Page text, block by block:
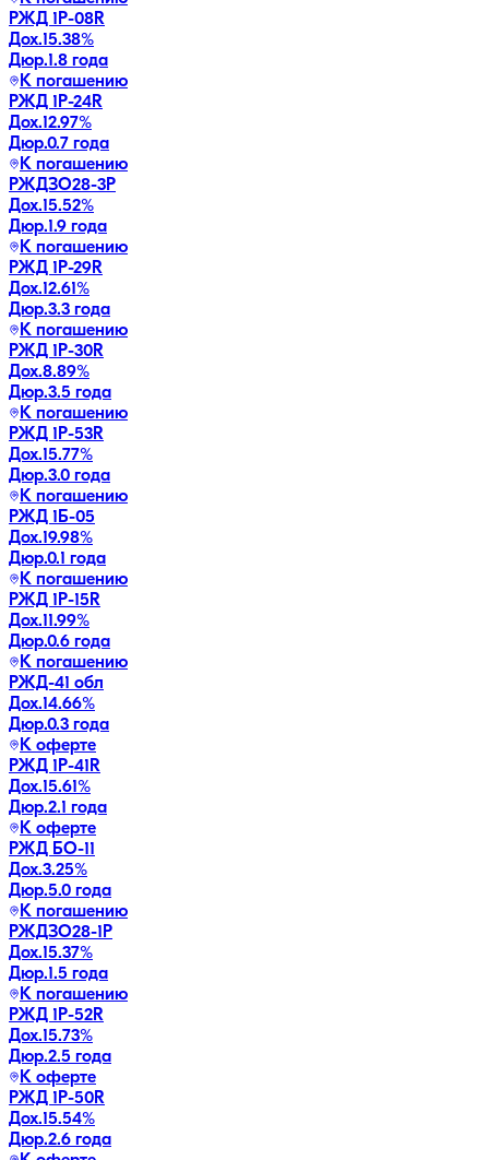
РЖД 1Р-08R
Дох.15.38%
Дюр.1.8 года
К погашению
РЖД 1Р-24R
Дох.12.97%
Дюр.0.7 года
К погашению
РЖДЗО28-3Р
Дох.15.52%
Дюр.1.9 года
К погашению
РЖД 1Р-29R
Дох.12.61%
Дюр.3.3 года
К погашению
РЖД 1Р-30R
Дох.8.89%
Дюр.3.5 года
К погашению
РЖД 1Р-53R
Дох.15.77%
Дюр.3.0 года
К погашению
РЖД 1Б-05
Дох.19.98%
Дюр.0.1 года
К погашению
РЖД 1Р-15R
Дох.11.99%
Дюр.0.6 года
К погашению
РЖД-41 обл
Дох.14.66%
Дюр.0.3 года
К оферте
РЖД 1Р-41R
Дох.15.61%
Дюр.2.1 года
К оферте
РЖД БО-11
Дох.3.25%
Дюр.5.0 года
К погашению
РЖДЗО28-1Р
Дох.15.37%
Дюр.1.5 года
К погашению
РЖД 1Р-52R
Дох.15.73%
Дюр.2.5 года
К оферте
РЖД 1Р-50R
Дох.15.54%
Дюр.2.6 года